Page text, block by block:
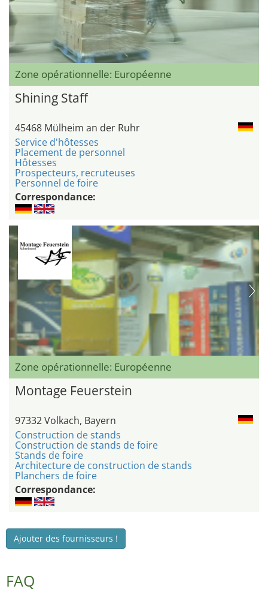
Zone opérationnelle: Européenne
Shining Staff
45468 Mülheim an der Ruhr
Service d'hôtesses
Placement de personnel
Hôtesses
Prospecteurs, recruteuses
Personnel de foire
Correspondance:
Zone opérationnelle: Européenne
Montage Feuerstein
97332 Volkach, Bayern
Construction de stands
Construction de stands de foire
Stands de foire
Architecture de construction de stands
Planchers de foire
Correspondance:
Ajouter des fournisseurs !
FAQ